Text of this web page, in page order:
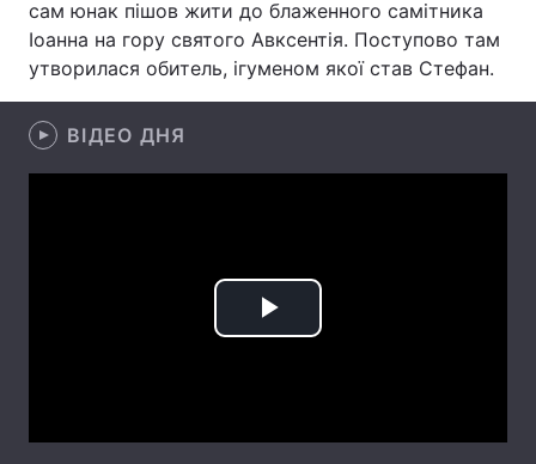
Економіка Світ
Спорт
Техно і зв'язок
сам юнак пішов жити до блаженного самітника
Іоанна на гору святого Авксентія. Поступово там
утворилася обитель, ігуменом якої став Стефан.
ВІДЕО ДНЯ
Play